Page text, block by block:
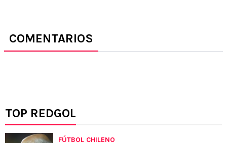
COMENTARIOS
TOP REDGOL
FÚTBOL CHILENO